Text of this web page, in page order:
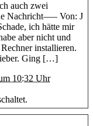
auch zwei
Nachricht—– Von: J
ich hätte mir
aber nicht und
installieren.
Ging […]
10:32 Uhr